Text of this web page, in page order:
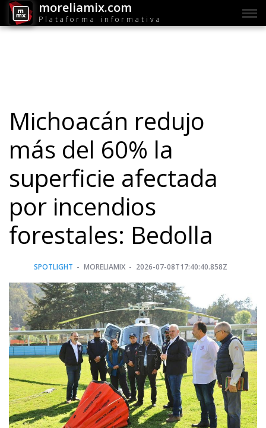
moreliamix.com
Plataforma informativa
Michoacán redujo
más del 60% la
superficie afectada
por incendios
forestales: Bedolla
SPOTLIGHT MORELIAMIX 2026-07-08T17:40:40.858Z